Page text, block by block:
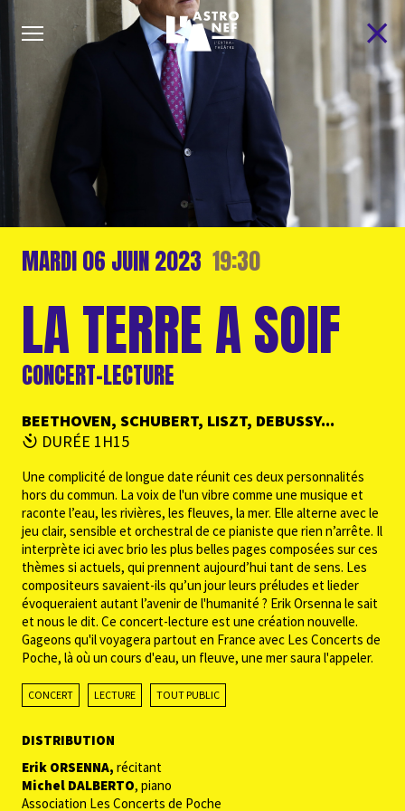
MARDI06 JUIN2023 19:30
LA TERRE A SOIF
CONCERT-LECTURE
BEETHOVEN, SCHUBERT, LISZT, DEBUSSY...
DURÉE 1H15
Une complicité de longue date réunit ces deux personnalités
hors du commun. La voix de l'un vibre comme une musique et
raconte l’eau, les rivières, les fleuves, la mer. Elle alterne avec le
jeu clair, sensible et orchestral de ce pianiste que rien n’arrête. Il
interprète ici avec brio les plus belles pages composées sur ces
thèmes si actuels, qui prennent aujourd’hui tant de sens. Les
compositeurs savaient-ils qu’un jour leurs préludes etlieder
évoqueraient autant l’avenir de l'humanité ? Erik Orsenna le sait
et nous le dit. Ce concert-lecture est une création nouvelle.
Gageons qu'il voyagera partout en France avec Les Concerts de
Poche, là où un cours d'eau, un fleuve, une mer saura l'appeler.
CONCERT LECTURE TOUT PUBLIC
DISTRIBUTION
Erik ORSENNA, récitant
Michel DALBERTO, piano
Association Les Concerts de Poche